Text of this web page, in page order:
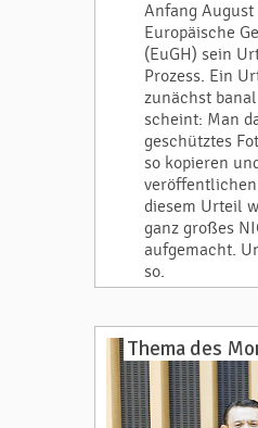
Anfang
Europäische
(EuGH) sein
Prozess. Ein
zunächst
scheint: Man
geschütztes
so kopieren
diesem Urteil
ganz großes
aufgemacht.
so.
Thema des